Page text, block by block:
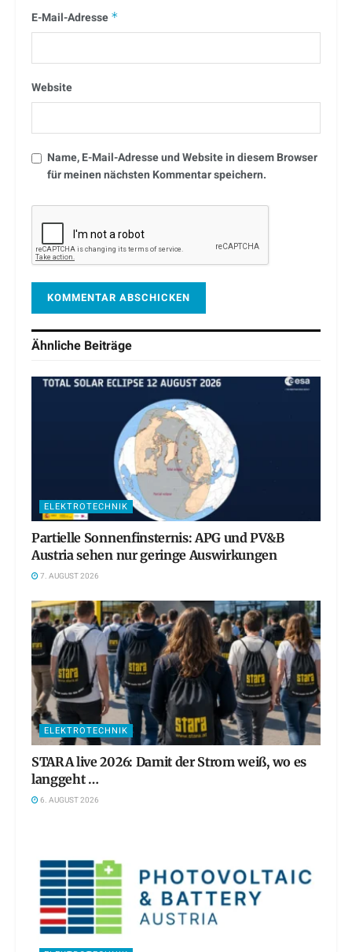
E-Mail-Adresse *
Website
Name, E-Mail-Adresse und Website in diesem Browser
für meinen nächsten Kommentar speichern.
Ähnliche Beiträge
ELEKTROTECHNIK
Partielle Sonnenfinsternis: APG und PV&B
Austria sehen nur geringe Auswirkungen
7. AUGUST 2026
ELEKTROTECHNIK
STARA live 2026: Damit der Strom weiß, wo es
langgeht …
6. AUGUST 2026